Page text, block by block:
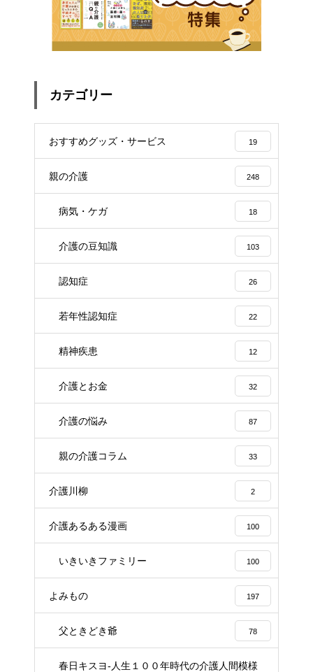
カテゴリー
おすすめグッズ・サービス 19
親の介護 248
病気・ケガ 18
介護の豆知識 103
認知症 26
若年性認知症 22
精神疾患 12
介護とお金 32
介護の悩み 87
親の介護コラム 33
介護川柳 2
介護あるある漫画 100
いきいきファミリー 100
よみもの 197
父ときどき爺 78
春日キスヨ-人生１００年時代の介護人間模様